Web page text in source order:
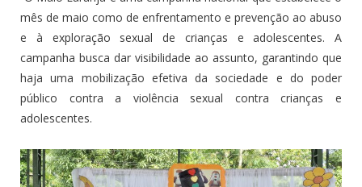
mês de maio como de enfrentamento e prevenção ao abuso
e à exploração sexual de crianças e adolescentes. A
campanha busca dar visibilidade ao assunto, garantindo que
haja uma mobilização efetiva da sociedade e do poder
público contra a violência sexual contra crianças e
adolescentes.